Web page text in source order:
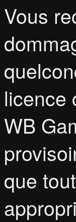
Vous
licence
WB
que